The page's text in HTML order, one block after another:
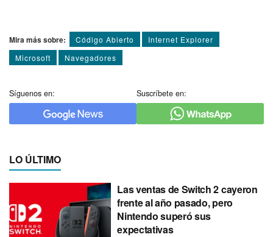
Mira más sobre: Código Abierto
Internet Explorer
Microsoft
Navegadores
Síguenos en: Suscríbete en:
LO ÚLTIMO
Las ventas de Switch 2 cayeron
frente al año pasado, pero
Nintendo superó sus
expectativas